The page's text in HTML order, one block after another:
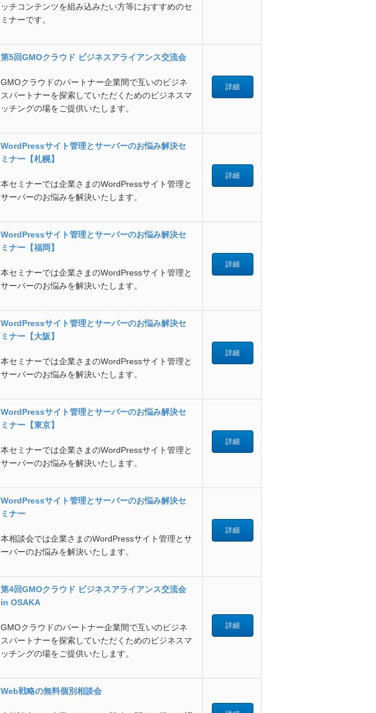
ッチコンテンツを組み込みたい方等におすすめのセ
ミナーです。
第5回GMOクラウド ビジネスアライアンス交流会
GMOクラウドのパートナー企業間で互いのビジネ
スパートナーを探索していただくためのビジネスマ
ッチングの場をご提供いたします。
詳細
WordPressサイト管理とサーバーのお悩み解決セ
ミナー【札幌】
本セミナーでは企業さまのWordPressサイト管理と
サーバーのお悩みを解決いたします。
詳細
WordPressサイト管理とサーバーのお悩み解決セ
ミナー【福岡】
本セミナーでは企業さまのWordPressサイト管理と
サーバーのお悩みを解決いたします。
詳細
WordPressサイト管理とサーバーのお悩み解決セ
ミナー【大阪】
本セミナーでは企業さまのWordPressサイト管理と
サーバーのお悩みを解決いたします。
詳細
WordPressサイト管理とサーバーのお悩み解決セ
ミナー【東京】
本セミナーでは企業さまのWordPressサイト管理と
サーバーのお悩みを解決いたします。
詳細
WordPressサイト管理とサーバーのお悩み解決セ
ミナー
本相談会では企業さまのWordPressサイト管理とサ
ーバーのお悩みを解決いたします。
詳細
第4回GMOクラウド ビジネスアライアンス交流会
in OSAKA
GMOクラウドのパートナー企業間で互いのビジネ
スパートナーを探索していただくためのビジネスマ
ッチングの場をご提供いたします。
詳細
Web戦略の無料個別相談会